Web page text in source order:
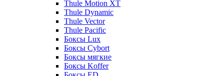
Thule Motion XT
Thule Dynamic
Thule Vector
Thule Pacific
Боксы Lux
Боксы Cybort
Боксы мягкие
Боксы Koffer